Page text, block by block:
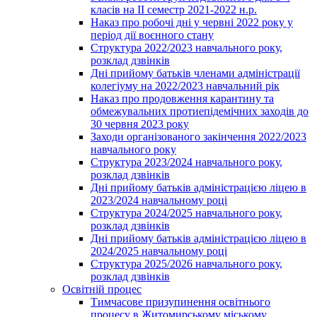
класів на ІІ семестр 2021-2022 н.р.
Наказ про робочі дні у червні 2022 року у
період дії воєнного стану
Структура 2022/2023 навчального року,
розклад дзвінків
Дні прийому батьків членами адміністрації
колегіуму на 2022/2023 навчальний рік
Наказ про продовження карантину та
обмежувальних протиепідемічних заходів до
30 червня 2023 року
Заходи організованого закінчення 2022/2023
навчального року
Структура 2023/2024 навчального року,
розклад дзвінків
Дні прийому батьків адміністрацією ліцею в
2023/2024 навчальному році
Структура 2024/2025 навчального року,
розклад дзвінків
Дні прийому батьків адміністрацією ліцею в
2024/2025 навчальному році
Структура 2025/2026 навчального року,
розклад дзвінків
Освітній процес
Тимчасове призупинення освітнього
процесу в Житомирському міському